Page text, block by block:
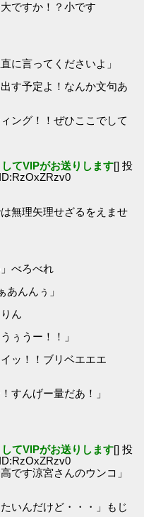
ですか！？小です
に言ってくださいよ」
す予定よ！なんか文句あ
ング！！ぜひここでして
てVIPがお送りします[] 投
無理矢理せざるをえませ
べろべれ
あんんぅ」
ん
ぅうー！！」
ッ！！ブリベエエエ
すんげー量だあ！」
てVIPがお送りします[] 投
です涼宮さんのウンコ」
いんだけど・・・」もじ